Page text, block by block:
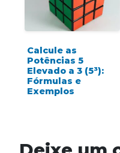
Calcule as
Potências 5
Elevado a 3 (5³):
Fórmulas e
Exemplos